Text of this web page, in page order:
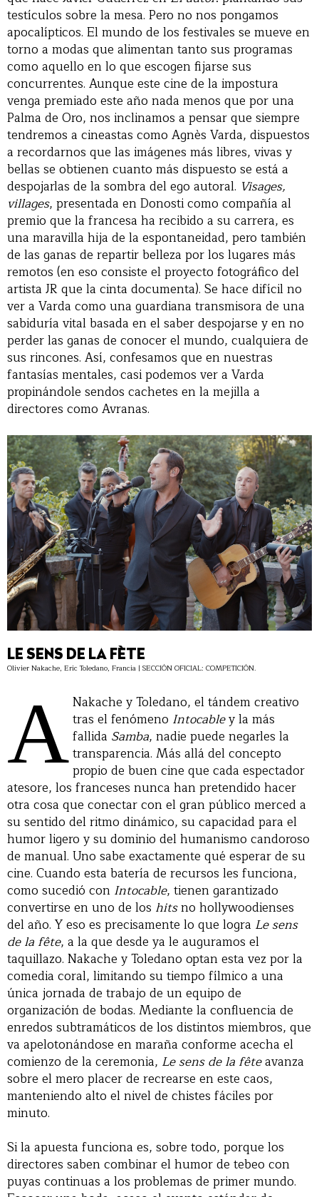
testículos sobre la mesa. Pero no nos pongamos
apocalípticos. El mundo de los festivales se mueve en
torno a modas que alimentan tanto sus programas
como aquello en lo que escogen fijarse sus
concurrentes. Aunque este cine de la impostura
venga premiado este año nada menos que por una
Palma de Oro, nos inclinamos a pensar que siempre
tendremos a cineastas como Agnès Varda, dispuestos
a recordarnos que las imágenes más libres, vivas y
bellas se obtienen cuanto más dispuesto se está a
despojarlas de la sombra del ego autoral. Visages,
villages, presentada en Donosti como compañía al
premio que la francesa ha recibido a su carrera, es
una maravilla hija de la espontaneidad, pero también
de las ganas de repartir belleza por los lugares más
remotos (en eso consiste el proyecto fotográfico del
artista JR que la cinta documenta). Se hace difícil no
ver a Varda como una guardiana transmisora de una
sabiduría vital basada en el saber despojarse y en no
perder las ganas de conocer el mundo, cualquiera de
sus rincones. Así, confesamos que en nuestras
fantasías mentales, casi podemos ver a Varda
propinándole sendos cachetes en la mejilla a
directores como Avranas.
LE SENS DE LA FÈTE
Olivier Nakache, Eric Toledano, Francia | SECCIÓN OFICIAL: COMPETICIÓN.
ANakache y Toledano, el tándem creativo
tras el fenómeno Intocabley la más
fallida Samba, nadie puede negarles la
transparencia. Más allá del concepto
propio de buen cine que cada espectador
atesore, los franceses nunca han pretendido hacer
otra cosa que conectar con el gran público merced a
su sentido del ritmo dinámico, su capacidad para el
humor ligero y su dominio del humanismo candoroso
de manual. Uno sabe exactamente qué esperar de su
cine. Cuando esta batería de recursos les funciona,
como sucedió con Intocable, tienen garantizado
convertirse en uno de los hitsno hollywoodienses
del año. Y eso es precisamente lo que logra Le sens
de la fête, a la que desde ya le auguramos el
taquillazo. Nakache y Toledano optan esta vez por la
comedia coral, limitando su tiempo fílmico a una
única jornada de trabajo de un equipo de
organización de bodas. Mediante la confluencia de
enredos subtramáticos de los distintos miembros, que
va apelotonándose en maraña conforme acecha el
comienzo de la ceremonia, Le sens de la fêteavanza
sobre el mero placer de recrearse en este caos,
manteniendo alto el nivel de chistes fáciles por
minuto.
Si la apuesta funciona es, sobre todo, porque los
directores saben combinar el humor de tebeo con
puyas continuas a los problemas de primer mundo.